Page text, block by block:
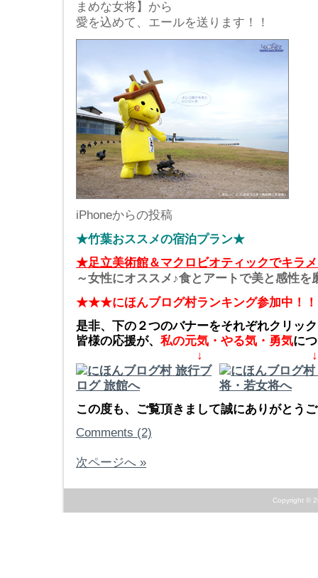
まめな女将】から
愛を込めて、エールを送ります！！
iPhoneからの投稿
★竹葉おススメの宿泊プラン★
★足立美術館＆マクロビオティックでキラ
～女性にオススメ♪食とアートで美と感性を
★★★にほんブログ村ランキング参加中
是非、下の２つのバナーをそれぞれクリッ
皆様の応援が、 私の元気・やる気・勇気に
↓ ↓
この度も、ご覧頂きまして誠にありがと
Comments (2)
次ページへ »
Copyright ©